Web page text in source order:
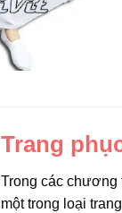
Trang
Trong các chương
một trong loại